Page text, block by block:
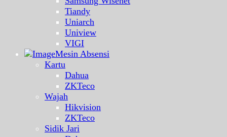
Tiandy
Uniarch
Uniview
VIGI
Mesin Absensi
Kartu
Dahua
ZKTeco
Wajah
Hikvision
ZKTeco
Sidik Jari